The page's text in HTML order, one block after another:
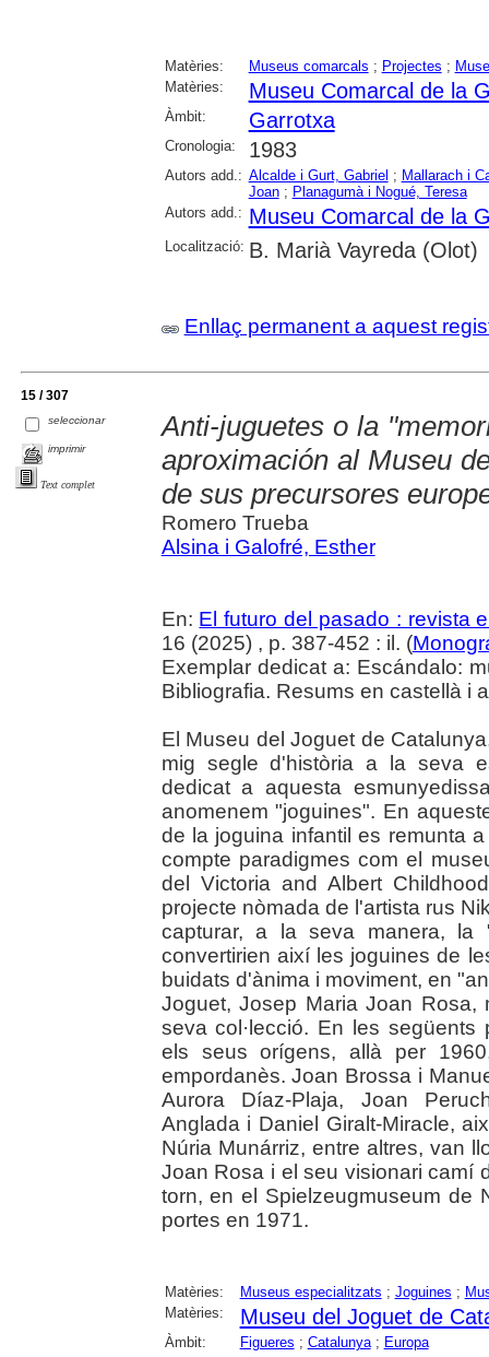
Matèries: Museus comarcals ; Projectes ;
Matèries:
Museu Comarcal de la
Àmbit: Garrotxa
Cronologia: 1983
Autors add.: Alcalde i Gurt, Gabriel ; Mallarach i
Joan; Planagumà i Nogué, Teresa
Autors add.: Museu Comarcal de la
Localització: B. Marià Vayreda (Olot)
Enllaç permanent a aquest
15 / 307
seleccionar
imprimir
Text complet
Anti-juguetes o la
aproximación al Museu
de sus precursores
Romero Trueba
Alsina i Galofré, Esther
En: El futuro del pasado : revista
16 (2025) , p. 387-452 : il. (
Exemplar dedicat a: Escándalo:
Bibliografia. Resums en castellà i
El Museu del Joguet de
mig segle d'història a la seva
dedicat a aquesta
anomenem "joguines". En
de la joguina infantil es remunta
compte paradigmes com el
del Victoria and Albert
projecte nòmada de l'artista rus
capturar, a la seva manera, la
convertirien així les joguines de
buidats d'ànima i moviment, en
Joguet, Josep Maria Joan
seva col·lecció. En les
els seus orígens, allà per
empordanès. Joan Brossa i
Aurora Díaz-Plaja, Joan
Anglada i Daniel Giralt-Miracle,
Núria Munárriz, entre altres, van
Joan Rosa i el seu visionari camí
torn, en el Spielzeugmuseum de
portes en 1971.
Matèries: Museus especialitzats ; Joguines ;
Matèries:
Museu del Joguet de
Àmbit: Figueres ; Catalunya; Europa